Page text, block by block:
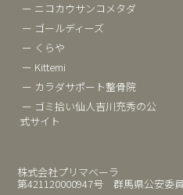
ー ニコカウサンコメタダ
ー ゴールディーズ
ー くらや
ー Kittemi
ー カラダサポート整骨院
ー ゴミ拾い仙人吉川充秀の公
式サイト
株式会社プリマベーラ
第421120000947号 群馬県公安委